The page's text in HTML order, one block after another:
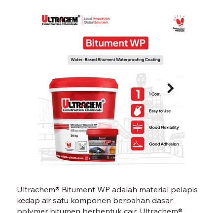
BITUMENT WP-01.jpg
Ultrachem® Bitument WP adalah material pelapis
kedap air satu komponen berbahan dasar